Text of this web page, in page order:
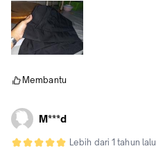
Membantu
M***d
Lebih dari 1 tahun lalu